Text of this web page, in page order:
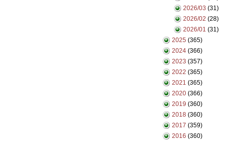
2026/03 (31)
2026/02 (28)
2026/01 (31)
2025 (365)
2024 (366)
2023 (357)
2022 (365)
2021 (365)
2020 (366)
2019 (360)
2018 (360)
2017 (359)
2016 (360)